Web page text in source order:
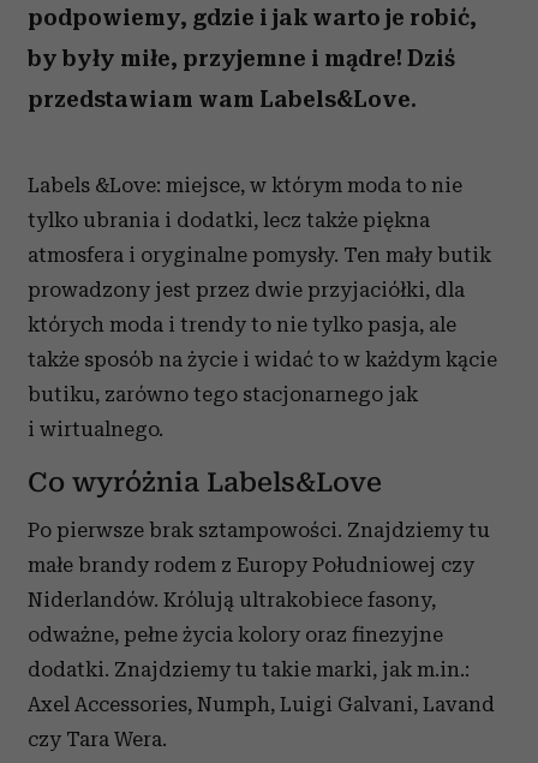
podpowiemy, gdzie i jak warto je robić,
by były miłe, przyjemne i mądre! Dziś
przedstawiam wam Labels&Love.
Labels &Love: miejsce, w którym moda to nie
tylko ubrania i dodatki, lecz także piękna
atmosfera i oryginalne pomysły. Ten mały butik
prowadzony jest przez dwie przyjaciółki, dla
których moda i trendy to nie tylko pasja, ale
także sposób na życie i widać to w każdym kącie
butiku, zarówno tego stacjonarnego jak
i wirtualnego.
Co wyróżnia Labels&Love
Po pierwsze brak sztampowości. Znajdziemy tu
małe brandy rodem z Europy Południowej czy
Niderlandów. Królują ultrakobiece fasony,
odważne, pełne życia kolory oraz finezyjne
dodatki. Znajdziemy tu takie marki, jak m.in.:
Axel Accessories, Numph, Luigi Galvani, Lavand
czy Tara Wera.